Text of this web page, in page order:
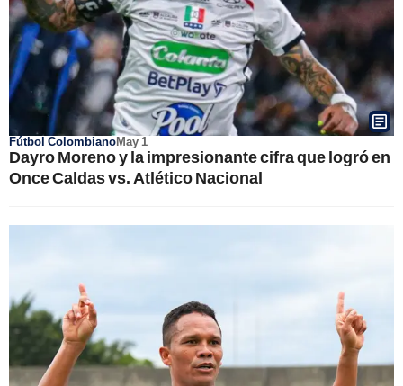
Fútbol ColombianoMay 1
Dayro Moreno y la impresionante cifra que logró en
Once Caldas vs. Atlético Nacional